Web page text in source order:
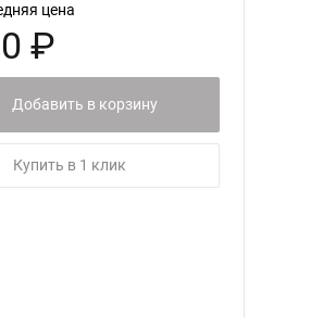
цена
₽
Добавить в корзину
Купить в 1 клик